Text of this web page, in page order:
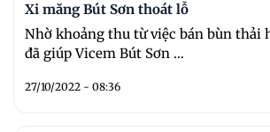
Xi măng Bút Sơn thoát lỗ
Nhờ khoảng thu từ việc bán bùn thải
đã giúp Vicem Bút Sơn ...
27/10/2022 - 08:36